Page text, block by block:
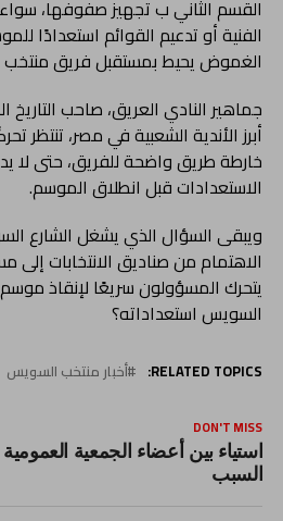
القسم الثاني ب تجهيز صفوفها،
الفنية أو تدعيم القوائم استعدادًا
الغموض يحيط بمستقبل فريق
أبرز الأندية الشعبية في مصر، تنتظر
خارطة طريق واضحة للفريق، حتى لا
الاستعدادات قبل انطلاق الموسم.
ويبقى السؤال الذي يشغل الشارع
الاهتمام من صناديق الانتخابات
يتحرك المسؤولون سريعًا لإنقاذ
السويس استعداداته؟
RELATED TOPICS: أخبار منتخب السويس
DON'T MISS
استياء بين أعضاء الجمعية
السبب